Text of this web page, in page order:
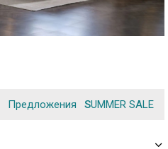
Предложения SUMMER SALE